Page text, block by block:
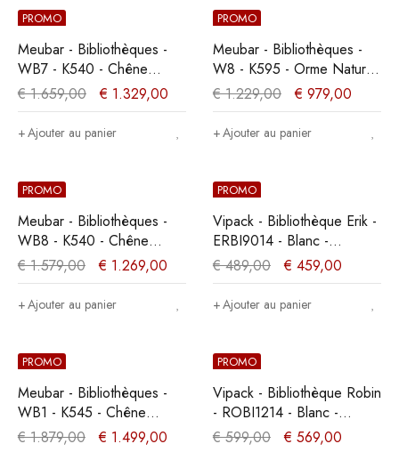
PROMO
Meubar - Bibliothèques -
WB7 - K540 - Chêne
Millenium clair -
222x211x50cm
€1.659,00 € 1.329,00
Ajouter au panier
PROMO
Meubar - Bibliothèques -
W8 - K595 - Orme Naturel
- 197x209x50cm
€1.229,00 € 979,00
Ajouter au panier
PROMO
Meubar - Bibliothèques -
WB8 - K540 - Chêne
Millenium clair -
197x211x50cm
€1.579,00 € 1.269,00
Ajouter au panier
PROMO
Vipack - Bibliothèque Erik -
ERBI9014 - Blanc -
39x205,5x87cm
€489,00 € 459,00
Ajouter au panier
PROMO
Meubar - Bibliothèques -
WB1 - K545 - Chêne
Millenium - 233x221x49cm
€1.879,00 € 1.499,00
PROMO
Vipack - Bibliothèque Robin
- ROBI1214 - Blanc -
40x204xcm
€599,00 € 569,00